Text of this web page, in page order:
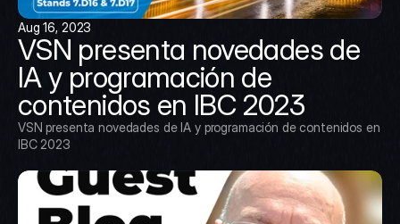
Aug 16, 2023
VSN presenta novedades de
IA y programación de
contenidos en IBC 2023
VSN presenta novedades de IA y programación de contenidos en
IBC 2023